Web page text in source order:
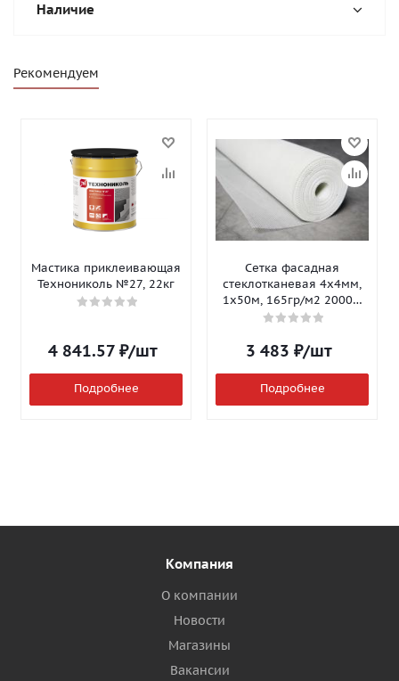
Наличие
Рекомендуем
Мастика приклеивающая
Технониколь №27, 22кг
4 841.57 ₽/шт
Подробнее
Сетка фасадная
стеклотканевая 4х4мм,
1х50м, 165гр/м2 2000Н
Isomax-165
3 483 ₽/шт
Подробнее
Компания
О компании
Новости
Магазины
Вакансии